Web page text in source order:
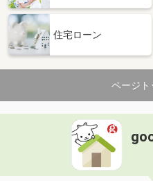
住宅ローン
ページト